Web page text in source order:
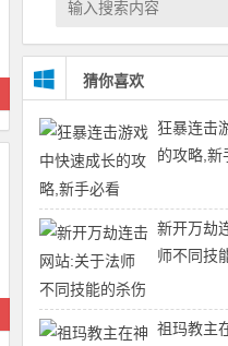
猜你喜欢
狂暴连击
的攻略,新
新开万劫
师不同技
祖玛教主